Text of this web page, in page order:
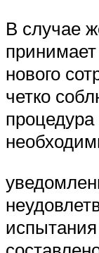
В случае
нового
четко